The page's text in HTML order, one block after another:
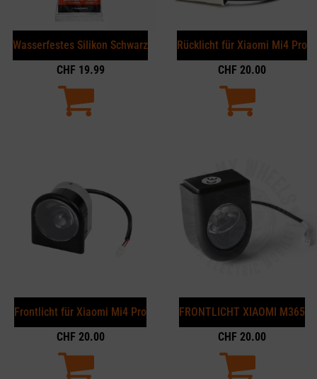
Wasserfestes Silikon Schwarz
CHF 19.99
Rücklicht für Xiaomi Mi4 Pro
CHF 20.00
Frontlicht für Xiaomi Mi4 Pro
CHF 20.00
FRONTLICHT XIAOMI M365
CHF 20.00